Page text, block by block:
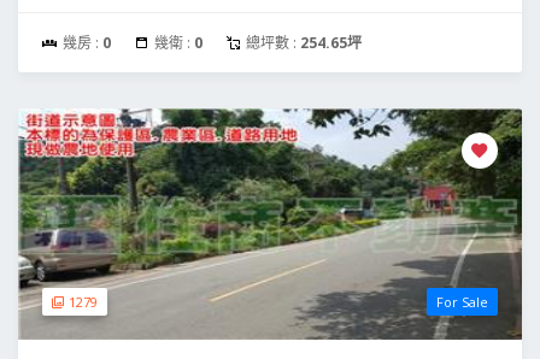
幾房 : 0 幾衛 : 0 總坪數 : 254.65坪
1279 For Sale